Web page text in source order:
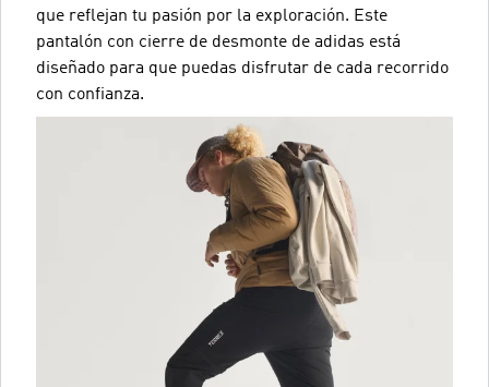
que reflejan tu pasión por la exploración. Este
pantalón con cierre de desmonte de adidas está
diseñado para que puedas disfrutar de cada recorrido
con confianza.